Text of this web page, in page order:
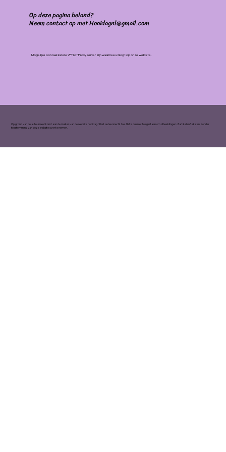
Op deze pagina beland?
Neem contact op met Hooidagnl@gmail.com
Mogelijke oorzaak kan de VPN of Proxy server zijn waarmee u inlogt op onze website.
Op grond van de auteurswet komt aan de maker van de website hooidag.nl het auteursrecht toe. Het is dus niet toegestaan om afbeeldingen of artikelen/teksten zonder
toestemming van deze website over te nemen.